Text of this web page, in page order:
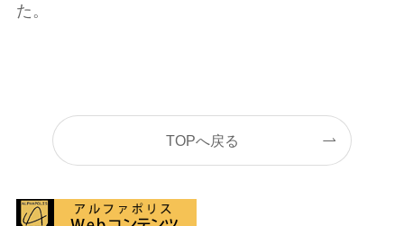
た。
TOPへ戻る